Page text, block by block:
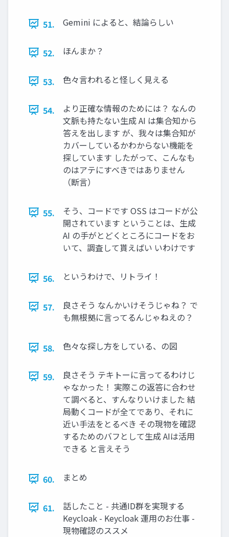
51. Gemini によると、結論らしい
52. ほんまか？
53. 色々言われると怪しく見える
54.
より正確な情報のためには？ なんの
文脈も持たない生成 AI は集合知から
答えを出します が、我々は集合知が
カバーしているかわからない機能を
探しています したがって、こんなも
のはアテにすべきではありません
（断言）
55.
そう、コードです OSS はコードが公
開されています ということは、生成
AI の手がとどくところにコードをお
いて、調査して貰えばい いわけです
56. というわけで、リトライ！
57.
良さそう なんかいけそうじゃね？ で
も無根拠に言ってるんじゃねえの？
58. 色々な探し方をしている、の図
59.
良さそう テキトーに言ってるわけじ
ゃなかった！ 実際この返答に合わせ
て調べると、すんなりいけました 結
局動くコードが全てであり、それに
近い手法をとるべき その現物を確認
するためのバフとして生成 AIは活用
できる と言えそう
60. まとめ
61.
話したこと - 共通ID群を実現する
Keycloak - Keycloak 運用のお仕事 -
現物確認のススメ